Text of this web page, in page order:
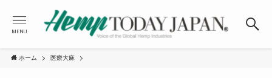
MENU
ホーム 医療大麻